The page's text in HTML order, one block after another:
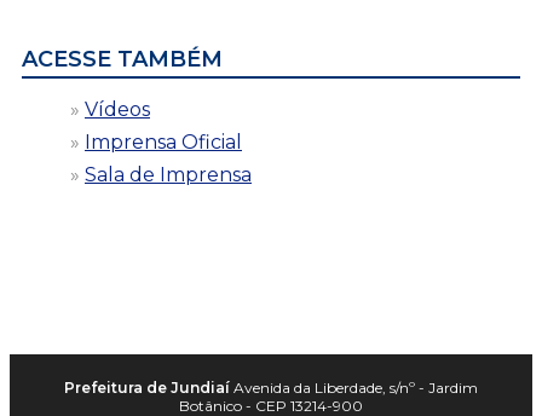
ACESSE TAMBÉM
Vídeos
Imprensa Oficial
Sala de Imprensa
Prefeitura de Jundiaí Avenida da Liberdade, s/nº - Jardim
Botânico - CEP 13214-900